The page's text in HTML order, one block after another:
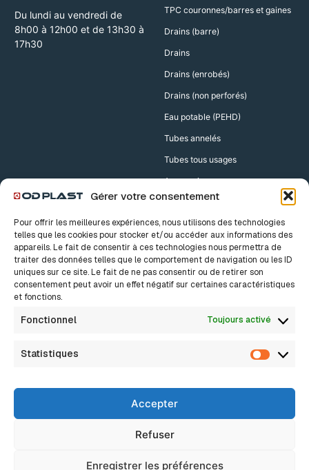
Gérer votre consentement
Pour offrir les meilleures expériences, nous utilisons des technologies
telles que les cookies pour stocker et/ou accéder aux informations des
appareils. Le fait de consentir à ces technologies nous permettra de
traiter des données telles que le comportement de navigation ou les ID
uniques sur ce site. Le fait de ne pas consentir ou de retirer son
consentement peut avoir un effet négatif sur certaines caractéristiques
et fonctions.
Fonctionnel Toujours activé
Statistiques
Accepter
Refuser
Enregistrer les préférences
Du lundi au vendredi de
8h00 à 12h00 et de 13h30 à
17h30
TPC couronnes/barres et gaines
Drains (barre)
Drains
Drains (enrobés)
Drains (non perforés)
Eau potable (PEHD)
Tubes annelés
Tubes tous usages
Accessoires
Accessoires Drains
Accessoires TPC
Nos solutions
Bâtiment
Industrie
Assainissement Non Collectif
A propos
Innovation, c’est sacré
Nos métiers